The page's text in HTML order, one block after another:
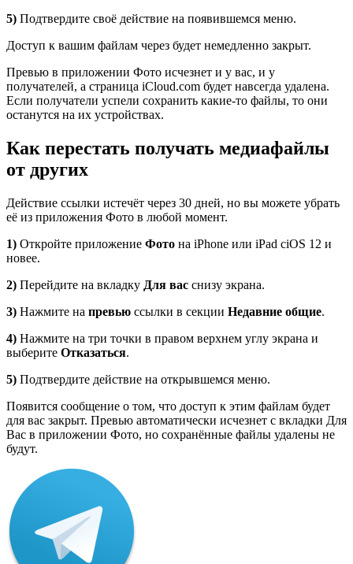
5) Подтвердите своё действие на появившемся меню.
Доступ к вашим файлам через будет немедленно закрыт.
Превью в приложении Фото исчезнет и у вас, и у
получателей, а страница iCloud.com будет навсегда удалена.
Если получатели успели сохранить какие-то файлы, то они
останутся на их устройствах.
Как перестать получать медиафайлы
от других
Действие ссылки истечёт через 30 дней, но вы можете убрать
её из приложения Фото в любой момент.
1) Откройте приложение Фото на iPhone или iPad сiOS 12 и
новее.
2) Перейдите на вкладку Для вас снизу экрана.
3) Нажмите на превью ссылки в секции Недавние общие.
4) Нажмите на три точки в правом верхнем углу экрана и
выберите Отказаться.
5) Подтвердите действие на открывшемся меню.
Появится сообщение о том, что доступ к этим файлам будет
для вас закрыт. Превью автоматически исчезнет с вкладки Для
Вас в приложении Фото, но сохранённые файлы удалены не
будут.